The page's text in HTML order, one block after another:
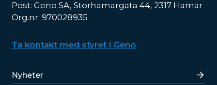
Post: Geno SA, Storhamargata 44, 2317 Hamar
Org.nr: 970028935
Ta kontakt med styret i Geno
Lenker
Nyheter